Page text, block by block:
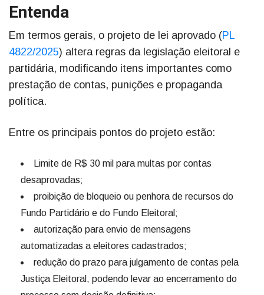
Entenda
Em termos gerais, o projeto de lei aprovado (PL
4822/2025) altera regras da legislação eleitoral e
partidária, modificando itens importantes como
prestação de contas, punições e propaganda
política.
Entre os principais pontos do projeto estão:
Limite de R$ 30 mil para multas por contas
desaprovadas;
proibição de bloqueio ou penhora de recursos do
Fundo Partidário e do Fundo Eleitoral;
autorização para envio de mensagens
automatizadas a eleitores cadastrados;
redução do prazo para julgamento de contas pela
Justiça Eleitoral, podendo levar ao encerramento do